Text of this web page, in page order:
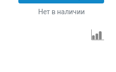
Нет в наличии